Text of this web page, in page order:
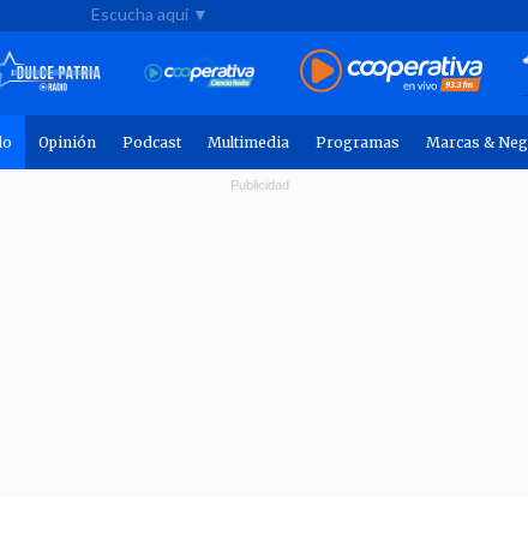
Escucha aquí ▼
Opinión Podcast Multimedia Programas Marcas &